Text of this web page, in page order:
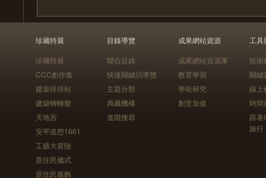
珍藏特展
珍藏特展
CCC創作集
建築排排站
建築轉轉樂
天地宮
安平追想1661
工藝大冒險
原住民儀式
原住民服飾
目錄導覽
聯合目錄
快速關鍵詞導覽
主題分類
典藏機構
進階搜尋
成果網站資源
成果網站資源庫
教育學習
學術研究
創意加值
工具
技術
關鍵
線上
時間
跟
旅行